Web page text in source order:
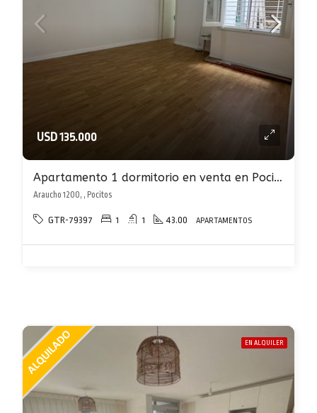
USD 135.000
Apartamento 1 dormitorio en venta en Pocitos con Patio
Araucho 1200, , Pocitos
GTR-79397 1 1 43.00 APARTAMENTOS
EN ALQUILER